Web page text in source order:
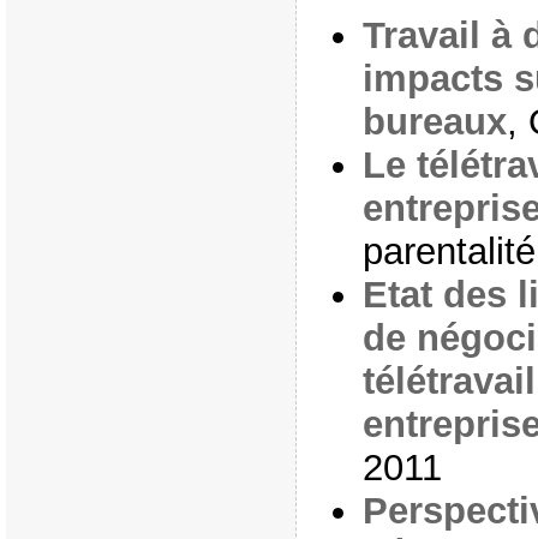
Travail à
impacts
bureaux,
Le
Etat des
de
2011